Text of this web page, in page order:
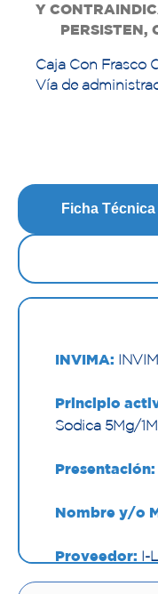
Y
PERSISTEN,
Caja Con Frasco
Vía de
Ficha Técnica
INVIMA:
Principio
Sodica 5Mg/
Presentación:
Nombre y/o
Proveedor: I-